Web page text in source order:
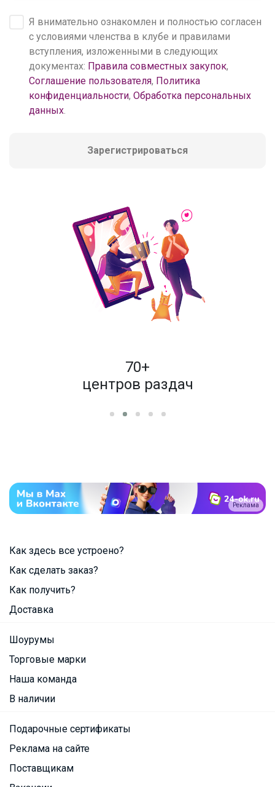
Я внимательно ознакомлен и полностью согласен
с условиями членства в клубе и правилами
вступления, изложенными в следующих
документах: Правила совместных закупок,
Соглашение пользователя, Политика
конфиденциальности, Обработка персональных
данных
Зарегистрироваться
70+
центров раздач
Реклама
Как здесь все устроено?
Как сделать заказ?
Как получить?
Доставка
Шоурумы
Торговые марки
Наша команда
В наличии
Подарочные сертификаты
Реклама на сайте
Поставщикам